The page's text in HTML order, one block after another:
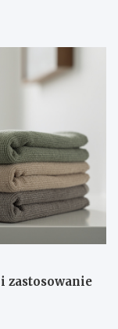
zastosowanie